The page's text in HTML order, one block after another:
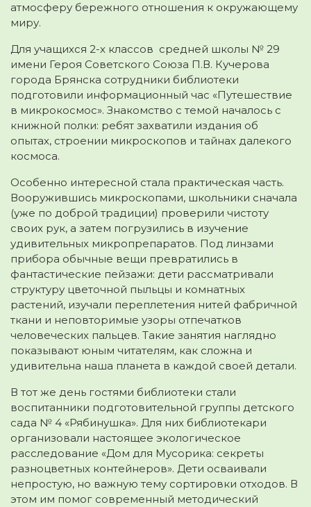
атмосферу бережного отношения к окружающему
миру.
Для учащихся 2-х классов средней школы № 29
имени Героя Советского Союза П.В. Кучерова
города Брянска сотрудники библиотеки
подготовили информационный час «Путешествие
в микрокосмос». Знакомство с темой началось с
книжной полки: ребят захватили издания об
опытах, строении микроскопов и тайнах далекого
космоса.
Особенно интересной стала практическая часть.
Вооружившись микроскопами, школьники сначала
(уже по доброй традиции) проверили чистоту
своих рук, а затем погрузились в изучение
удивительных микропрепаратов. Под линзами
прибора обычные вещи превратились в
фантастические пейзажи: дети рассматривали
структуру цветочной пыльцы и комнатных
растений, изучали переплетения нитей фабричной
ткани и неповторимые узоры отпечатков
человеческих пальцев. Такие занятия наглядно
показывают юным читателям, как сложна и
удивительна наша планета в каждой своей детали.
В тот же день гостями библиотеки стали
воспитанники подготовительной группы детского
сада № 4 «Рябинушка». Для них библиотекари
организовали настоящее экологическое
расследование «Дом для Мусорика: секреты
разноцветных контейнеров». Дети осваивали
непростую, но важную тему сортировки отходов. В
этом им помог современный методический